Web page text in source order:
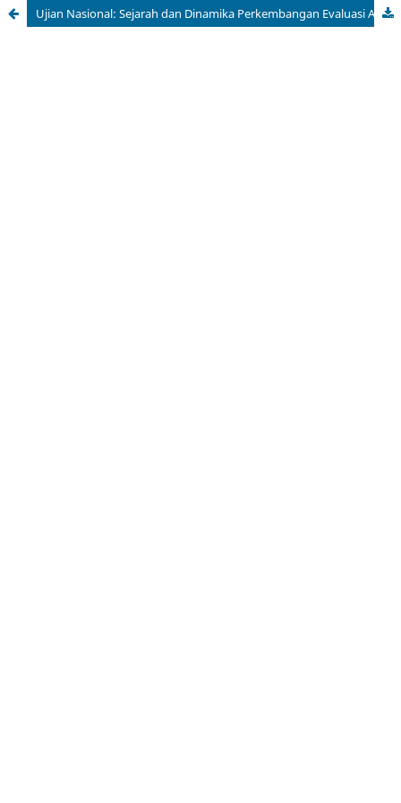
Ujian Nasional: Sejarah dan Dinamika Perkembangan Evaluasi Akhir